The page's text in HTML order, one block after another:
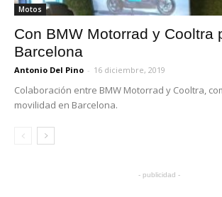
Motos
Con BMW Motorrad y Cooltra
Barcelona
Antonio Del Pino - 16 diciembre, 2019
Colaboración entre BMW Motorrad y Cooltra,
movilidad en Barcelona.
- publicidad -